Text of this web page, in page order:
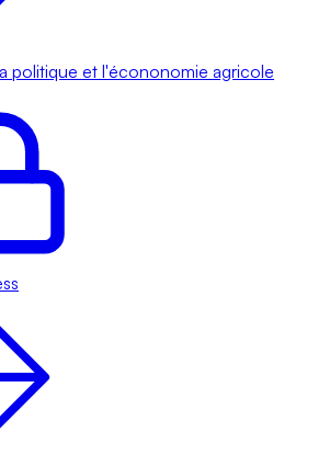
politique et l'écononomie agricole